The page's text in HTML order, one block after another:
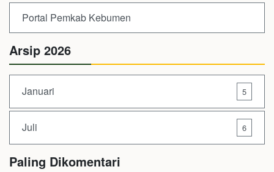
Portal Pemkab Kebumen
Arsip 2026
Januari 5
Juli 6
Paling Dikomentari